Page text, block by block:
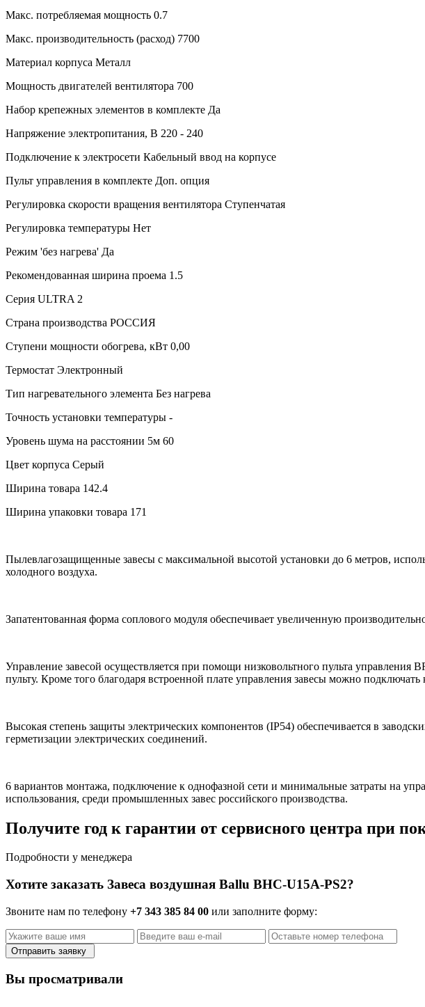
Макс. потребляемая мощность 0.7
Макс. производительность (расход) 7700
Материал корпуса Металл
Мощность двигателей вентилятора 700
Набор крепежных элементов в комплекте Да
Напряжение электропитания, В 220 - 240
Подключение к электросети Кабельный ввод на корпусе
Пульт управления в комплекте Доп. опция
Регулировка скорости вращения вентилятора Ступенчатая
Регулировка температуры Нет
Режим 'без нагрева' Да
Рекомендованная ширина проема 1.5
Серия ULTRA 2
Страна производства РОССИЯ
Ступени мощности обогрева, кВт 0,00
Термостат Электронный
Тип нагревательного элемента Без нагрева
Точность установки температуры -
Уровень шума на расстоянии 5м 60
Цвет корпуса Серый
Ширина товара 142.4
Ширина упаковки товара 171
Пылевлагозащищенные завесы с максимальной высотой установки до 6 метров,
холодного воздуха.
Запатентованная форма соплового модуля обеспечивает увеличенную
Управление завесой осуществляется при помощи низковольтного пульта
пульту. Кроме того благодаря встроенной плате управления завесы можно
Высокая степень защиты электрических компонентов (IP54) обеспечивается в
герметизации электрических соединений.
6 вариантов монтажа, подключение к однофазной сети и минимальные затраты на
использования, среди промышленных завес российского производства.
Получите год к гарантии от сервисного центра при
Подробности у менеджера
Хотите заказать Завеса воздушная Ballu BHC-U15A-PS2?
Звоните нам по телефону +7 343 385 84 00 или заполните форму:
Отправить заявку
Вы просматривали